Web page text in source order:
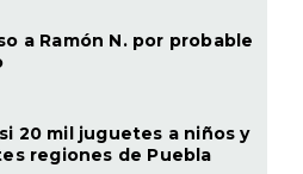
a Ramón N. por probable
20 mil juguetes a niños y
regiones de Puebla